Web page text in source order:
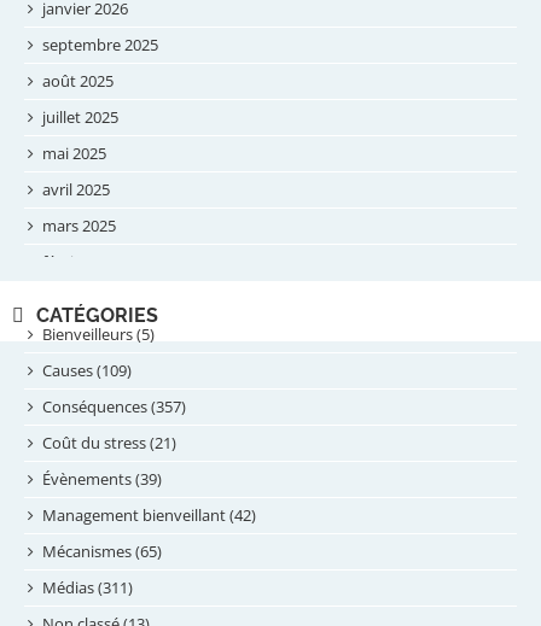
janvier 2026
septembre 2025
août 2025
juillet 2025
mai 2025
avril 2025
mars 2025
février 2025
septembre 2024
août 2024
juillet 2024
juin 2024
mai 2024
avril 2024
février 2024
janvier 2024
CATÉGORIES
Bienveilleurs (5)
Causes (109)
Conséquences (357)
Coût du stress (21)
Évènements (39)
Management bienveillant (42)
Mécanismes (65)
Médias (311)